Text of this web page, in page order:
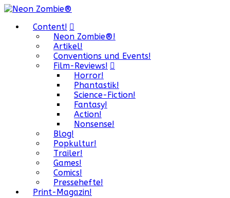
Content!
Neon Zombie®!
Artikel!
Conventions und Events!
Film-Reviews!
Horror!
Phantastik!
Science-Fiction!
Fantasy!
Action!
Nonsense!
Blog!
Popkultur!
Trailer!
Games!
Comics!
Pressehefte!
Print-Magazin!